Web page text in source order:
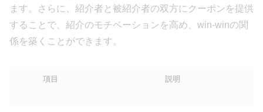
ます。さらに、紹介者と被紹介者の双方にクーポンを提供
することで、紹介のモチベーションを高め、win-winの関
係を築くことができます。
項目 説明